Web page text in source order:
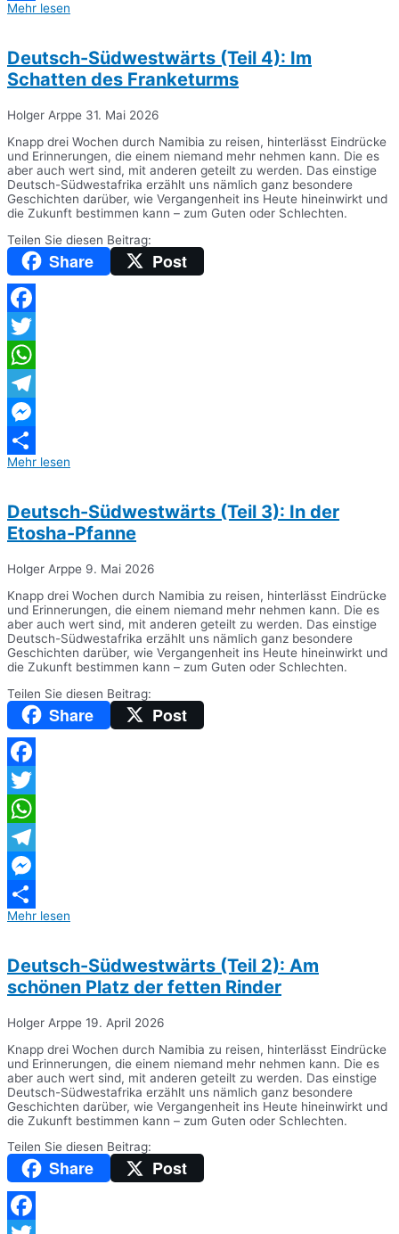
Teilen
Mehr lesen
Deutsch-Südwestwärts (Teil 4): Im
Schatten des Franketurms
Holger Arppe 31. Mai 2026
Knapp drei Wochen durch Namibia zu reisen, hinterlässt Eindrücke
und Erinnerungen, die einem niemand mehr nehmen kann. Die es
aber auch wert sind, mit anderen geteilt zu werden. Das einstige
Deutsch-Südwestafrika erzählt uns nämlich ganz besondere
Geschichten darüber, wie Vergangenheit ins Heute hineinwirkt und
die Zukunft bestimmen kann – zum Guten oder Schlechten.
Teilen Sie diesen Beitrag:
Share Post
Facebook
Twitter
WhatsApp
Telegram
Messenger
Teilen
Mehr lesen
Deutsch-Südwestwärts (Teil 3): In der
Etosha-Pfanne
Holger Arppe 9. Mai 2026
Knapp drei Wochen durch Namibia zu reisen, hinterlässt Eindrücke
und Erinnerungen, die einem niemand mehr nehmen kann. Die es
aber auch wert sind, mit anderen geteilt zu werden. Das einstige
Deutsch-Südwestafrika erzählt uns nämlich ganz besondere
Geschichten darüber, wie Vergangenheit ins Heute hineinwirkt und
die Zukunft bestimmen kann – zum Guten oder Schlechten.
Teilen Sie diesen Beitrag:
Share Post
Facebook
Twitter
WhatsApp
Telegram
Messenger
Teilen
Mehr lesen
Deutsch-Südwestwärts (Teil 2): Am
schönen Platz der fetten Rinder
Holger Arppe 19. April 2026
Knapp drei Wochen durch Namibia zu reisen, hinterlässt Eindrücke
und Erinnerungen, die einem niemand mehr nehmen kann. Die es
aber auch wert sind, mit anderen geteilt zu werden. Das einstige
Deutsch-Südwestafrika erzählt uns nämlich ganz besondere
Geschichten darüber, wie Vergangenheit ins Heute hineinwirkt und
die Zukunft bestimmen kann – zum Guten oder Schlechten.
Teilen Sie diesen Beitrag:
Share Post